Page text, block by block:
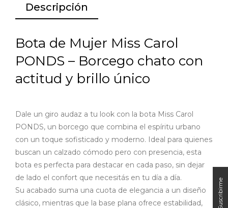
Descripción
Bota de Mujer Miss Carol
PONDS – Borcego chato con
actitud y brillo único
Dale un giro audaz a tu look con la bota Miss Carol
PONDS, un borcego que combina el espíritu urbano
con un toque sofisticado y moderno. Ideal para quienes
buscan un calzado cómodo pero con presencia, esta
bota es perfecta para destacar en cada paso, sin dejar
de lado el confort que necesitás en tu día a día.
Su acabado suma una cuota de elegancia a un diseño
clásico, mientras que la base plana ofrece estabilidad,